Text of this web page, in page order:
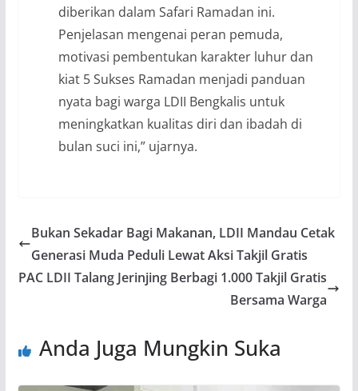
diberikan dalam Safari Ramadan ini.
Penjelasan mengenai peran pemuda,
motivasi pembentukan karakter luhur dan
kiat 5 Sukses Ramadan menjadi panduan
nyata bagi warga LDII Bengkalis untuk
meningkatkan kualitas diri dan ibadah di
bulan suci ini,” ujarnya.
Bukan Sekadar Bagi Makanan, LDII Mandau Cetak
Generasi Muda Peduli Lewat Aksi Takjil Gratis
PAC LDII Talang Jerinjing Berbagi 1.000 Takjil Gratis
Bersama Warga
Anda Juga Mungkin Suka